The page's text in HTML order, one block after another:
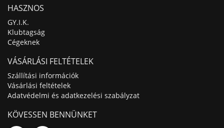
HASZNOS
GY.I.K.
Klubtagság
Cégeknek
VÁSÁRLÁSI FELTÉTELEK
Szállítási információk
Vásárlási feltételek
Adatvédelmi és adatkezelési szabályzat
KÖVESSEN BENNÜNKET